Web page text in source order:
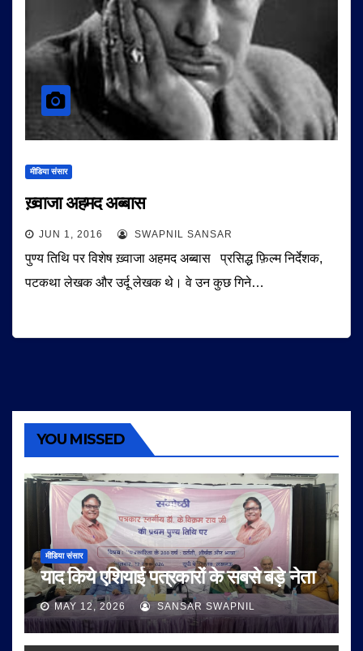
मीडिया संसार
ख़्वाजा अहमद अब्बास
JUN 1, 2016 SWAPNIL SANSAR
पुण्य तिथि पर विशेष ख़्वाजा अहमद अब्बास प्रसिद्ध फ़िल्म निर्देशक,
पटकथा लेखक और उर्दू लेखक थे। वे उन कुछ गिने…
YOU MISSED
मीडिया संसार
याद किये एशियाई पत्रकारों के सबसे बड़े नेता
MAY 12, 2026 SANSAR SWAPNIL